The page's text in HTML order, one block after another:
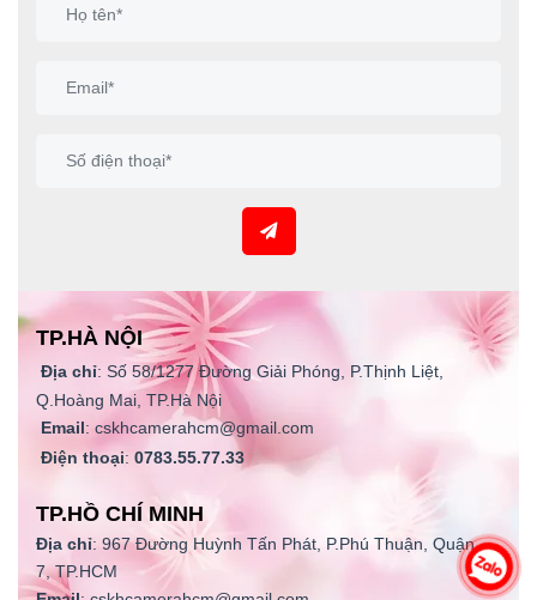
TP.HÀ NỘI
Địa chỉ: Số 58/1277 Đường Giải Phóng, P.Thịnh Liệt,
Q.Hoàng Mai, TP.Hà Nội
Email: cskhcamerahcm@gmail.com
Điện thoại: 0783.55.77.33
TP.HỒ CHÍ MINH
Địa chỉ: 967 Đường Huỳnh Tấn Phát, P.Phú Thuận, Quận
7, TP.HCM